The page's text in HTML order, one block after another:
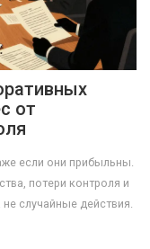
от
если они прибыльны.
потери контроля и
случайные действия.